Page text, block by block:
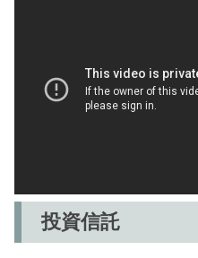
投資信託